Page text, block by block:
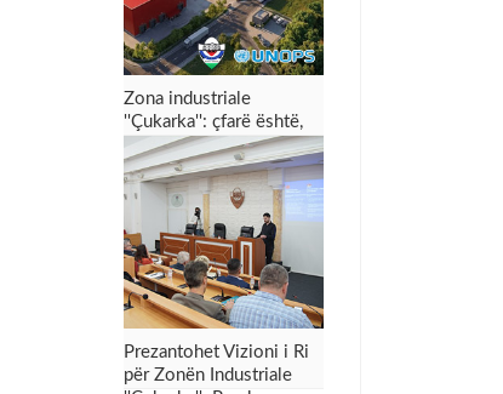
Zona industriale
''Çukarka'': çfarë është,
për çfarë shërben dhe
çfarë mund t’i sjellë
Preshevës
Prezantohet Vizioni i Ri
për Zonën Industriale